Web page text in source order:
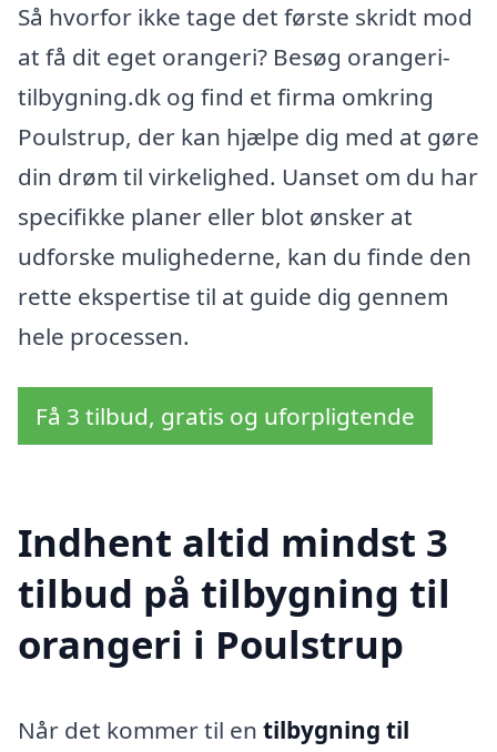
Så hvorfor ikke tage det første skridt mod
at få dit eget orangeri? Besøg orangeri-
tilbygning.dk og find et firma omkring
Poulstrup, der kan hjælpe dig med at gøre
din drøm til virkelighed. Uanset om du har
specifikke planer eller blot ønsker at
udforske mulighederne, kan du finde den
rette ekspertise til at guide dig gennem
hele processen.
Få 3 tilbud, gratis og uforpligtende
Indhent altid mindst 3
tilbud på tilbygning til
orangeri i Poulstrup
Når det kommer til en tilbygning til